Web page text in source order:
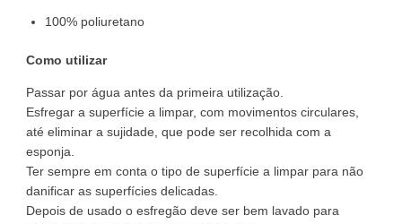
100% poliuretano
Como utilizar
Passar por água antes da primeira utilização.
Esfregar a superfície a limpar, com movimentos circulares,
até eliminar a sujidade, que pode ser recolhida com a
esponja.
Ter sempre em conta o tipo de superfície a limpar para não
danificar as superfícies delicadas.
Depois de usado o esfregão deve ser bem lavado para